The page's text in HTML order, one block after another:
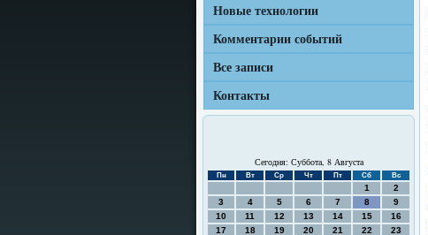
Новые технологии
Комментарии событий
Все записи
Контакты
Сегодня: Суббота, 8 Августа
Пн Вт Ср Чт Пт Сб Вс
1
2
3
4 5 6 7 8
9
10
11 12 13 14 15
16
17
18 19 20 21 22
23